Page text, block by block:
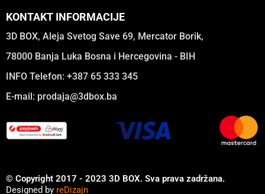
KONTAKT INFORMACIJE
3D BOX, Aleja Svetog Save 69, Mercator Borik,
78000 Banja Luka Bosna i Hercegovina - BIH
INFO Telefon: +387 65 333 345
E-mail: prodaja@3dbox.ba
© Copyright 2017 - 2023 3D BOX. Sva prava zadržana.
Designed by reDizajn